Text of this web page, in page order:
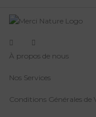
À propos de nous
Nos Services
Conditions Générales de